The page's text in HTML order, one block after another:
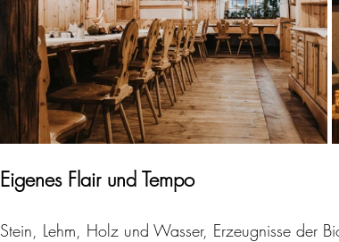
Eigenes Flair und Tempo
Stein, Lehm, Holz und Wasser, Erzeugnisse der